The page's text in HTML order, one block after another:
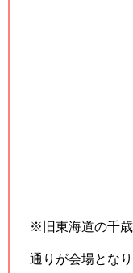
※旧東海道の千
通りが会場となり